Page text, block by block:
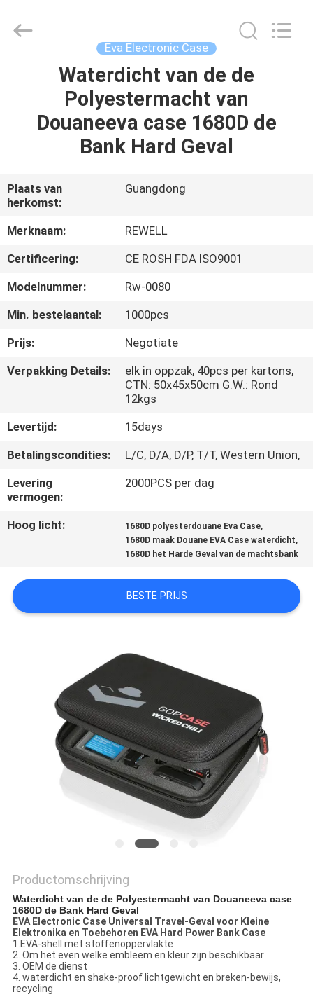
PRODUCTEN
ONS
FABRIEKSREIS
KWALITEITSCONTROLE
SITEMAP
PRIVACY
Limited.
Eva Electronic Case
Waterdicht van de de
Polyestermacht van
Douaneeva case 1680D de
Bank Hard Geval
Plaats van
herkomst:
Guangdong
Merknaam:
REWELL
Certificering:
CE ROSH FDA ISO9001
Modelnummer:
Rw-0080
Min. bestelaantal:
1000pcs
Prijs:
Negotiate
Verpakking Details:
elk in oppzak, 40pcs per kartons,
CTN: 50x45x50cm G.W.: Rond
12kgs
Levertijd:
15days
Betalingscondities:
L/C, D/A, D/P, T/T, Western Union,
Levering
vermogen:
2000PCS per dag
Hoog licht: 1680D polyesterdouane Eva Case,
1680D maak Douane EVA Case waterdicht,
1680D het Harde Geval van de machtsbank
BESTE PRIJS
Productomschrijving
Waterdicht van de de Polyestermacht van Douaneeva case
1680D de Bank Hard Geval
EVA Electronic Case Universal Travel-Geval voor Kleine
Elektronika en Toebehoren EVA Hard Power Bank Case
1.EVA-shell met stoffenoppervlakte
2. Om het even welke embleem en kleur zijn beschikbaar
3. OEM de dienst
4. waterdicht en shake-proof lichtgewicht en breken-bewijs,
recycling